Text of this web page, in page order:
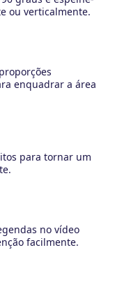
ou verticalmente.
enquadrar a área
para tornar um
no vídeo
facilmente.